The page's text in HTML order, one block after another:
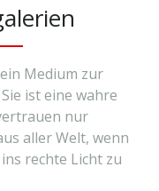
Medium zur
ist eine wahre
nur
aller Welt, wenn
rechte Licht zu